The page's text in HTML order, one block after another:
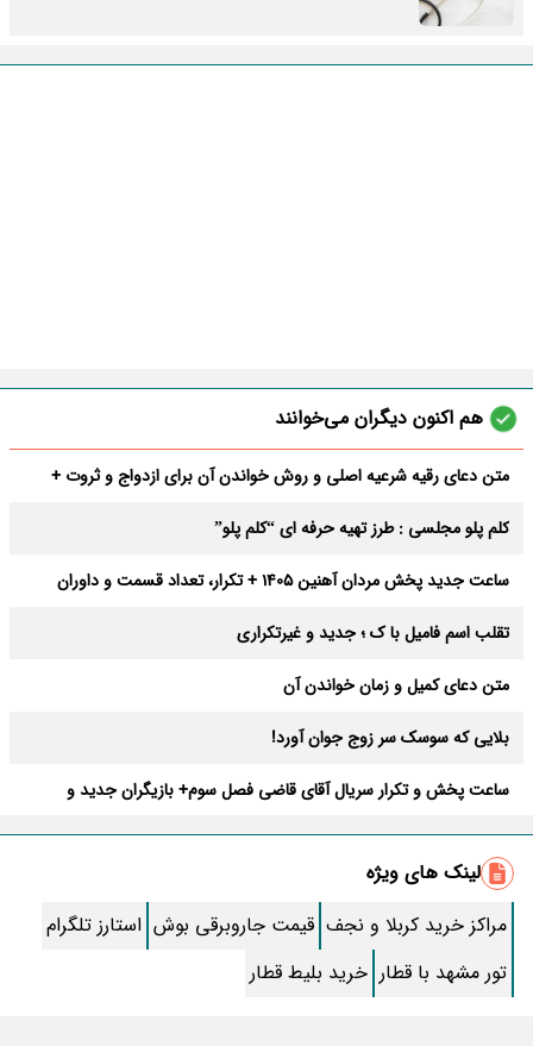
هم اکنون دیگران می‌خوانند
متن دعای رقیه شرعیه اصلی و روش خواندن آن برای ازدواج و ثروت +
کلم پلو مجلسی : طرز تهیه حرفه ای “کلم پلو”
ساعت جدید پخش مردان آهنین 1405 + تکرار، تعداد قسمت و داوران
تقلب اسم فامیل با ک ؛ جدید و غیرتکراری
متن دعای کمیل و زمان خواندن آن
بلایی که سوسک سر زوج جوان آورد!
ساعت پخش و تکرار سریال آقای قاضی فصل سوم+ بازیگران جدید و
طرز تهیه سالاد ماکارونی خانگی خوشمزه و لذیذ + آموزش تصویری
طرز تهیه پاستا با سس آلفردو و مرغ فوری + آموزش تصویری پنه
جواب کامل اسم فامیل با “س”
ماه قرمز نشانه آخر دنیا در آسمان ظاهر شد !
لینک های ویژه
مراکز خرید کربلا و نجف قیمت جاروبرقی بوش استارز تلگرام
تور مشهد با قطار خرید بلیط قطار